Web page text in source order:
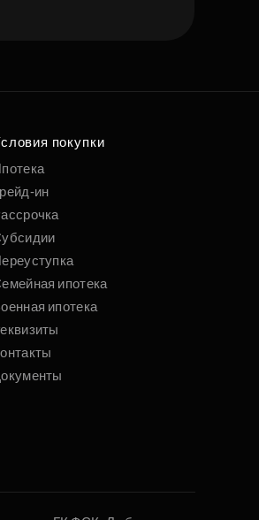
покупки
ин
ипотека
ипотека